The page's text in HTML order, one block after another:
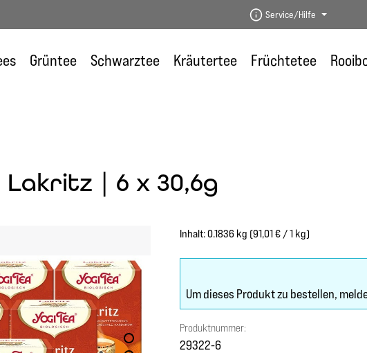
Service/Hilfe
Grüntee Schwarztee Kräutertee Früchtetee
Lakritz | 6 x 30,6g
Inhalt:0.1836 kg (91,01 € / 1 kg)
Um dieses Produkt zu bestellen,
Produktnummer:
29322-6